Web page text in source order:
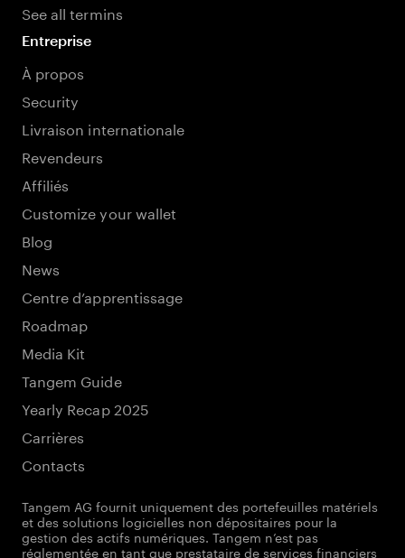
See all termins
Entreprise
À propos
Security
Livraison internationale
Revendeurs
Affiliés
Customize your wallet
Blog
News
Centre d’apprentissage
Roadmap
Media Kit
Tangem Guide
Yearly Recap 2025
Carrières
Contacts
Tangem AG fournit uniquement des portefeuilles matériels
et des solutions logicielles non dépositaires pour la
gestion des actifs numériques. Tangem n’est pas
réglementée en tant que prestataire de services financiers